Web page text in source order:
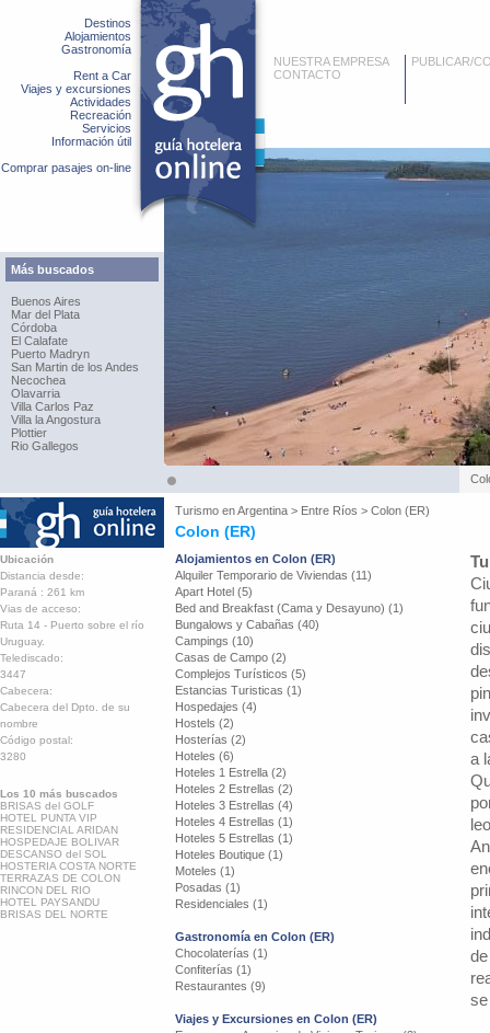
Destinos
Alojamientos
Gastronomía
Rent a Car
Viajes y excursiones
Actividades
Recreación
Servicios
Información útil
Comprar pasajes on-line
Más buscados
Buenos Aires
Mar del Plata
Córdoba
El Calafate
Puerto Madryn
San Martin de los Andes
Necochea
Olavarria
Villa Carlos Paz
Villa la Angostura
Plottier
Rio Gallegos
NUESTRA EMPRESA
CONTACTO
PUBLICAR/
Turismo enArgentina > Entre Ríos > Colon (ER)
Colon (ER)
Ubicación
Distancia desde:
Paraná : 261 km
Vias de acceso:
Ruta 14 - Puerto sobre el río
Uruguay.
Telediscado:
3447
Cabecera:
Cabecera del Dpto. de su
nombre
Código postal:
3280
Los 10 más buscados
BRISAS del GOLF
HOTEL PUNTA VIP
RESIDENCIAL ARIDAN
HOSPEDAJE BOLIVAR
DESCANSO del SOL
HOSTERIA COSTA NORTE
TERRAZAS DE COLON
RINCON DEL RIO
HOTEL PAYSANDU
BRISAS DEL NORTE
Alojamientos en Colon (ER)
Alquiler Temporario de Viviendas (11)
Apart Hotel (5)
Bed and Breakfast (Cama y Desayuno) (1)
Bungalows y Cabañas (40)
Campings (10)
Casas de Campo (2)
Complejos Turísticos (5)
Estancias Turisticas (1)
Hospedajes (4)
Hostels (2)
Hosterías (2)
Hoteles (6)
Hoteles 1 Estrella (2)
Hoteles 2 Estrellas (2)
Hoteles 3 Estrellas (4)
Hoteles 4 Estrellas (1)
Hoteles 5 Estrellas (1)
Hoteles Boutique (1)
Moteles (1)
Posadas (1)
Residenciales (1)
Gastronomía en Colon (ER)
Chocolaterías (1)
Confiterías (1)
Restaurantes (9)
Viajes y Excursiones en Colon (ER)
a